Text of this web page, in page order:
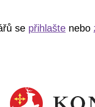
se přihlašte nebo